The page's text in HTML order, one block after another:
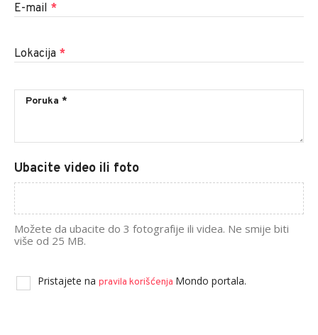
E-mail *
Lokacija *
Ubacite video ili foto
Možete da ubacite do 3 fotografije ili videa. Ne smije biti
više od 25 MB.
Pristajete na pravila korišćenja Mondo portala.